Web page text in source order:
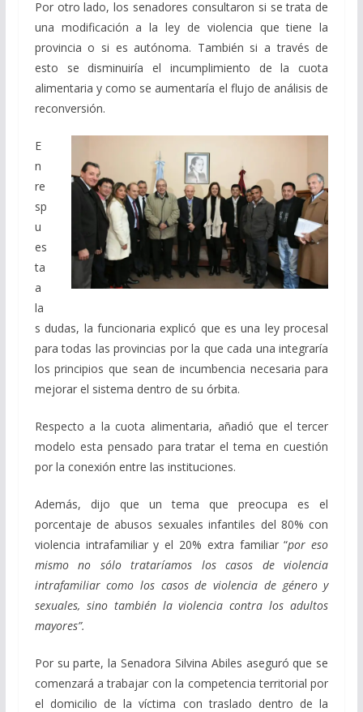
Por otro lado, los senadores consultaron si se trata de
una modificación a la ley de violencia que tiene la
provincia o si es autónoma. También si a través de
esto se disminuiría el incumplimiento de la cuota
alimentaria y como se aumentaría el flujo de análisis de
reconversión.
E
n
re
sp
u
es
ta
a
la
s dudas, la funcionaria explicó que es una ley procesal
para todas las provincias por la que cada una integraría
los principios que sean de incumbencia necesaria para
mejorar el sistema dentro de su órbita.
Respecto a la cuota alimentaria, añadió que el tercer
modelo esta pensado para tratar el tema en cuestión
por la conexión entre las instituciones.
Además, dijo que un tema que preocupa es el
porcentaje de abusos sexuales infantiles del 80% con
violencia intrafamiliar y el 20% extra familiar “por eso
mismo no sólo trataríamos los casos de violencia
intrafamiliar como los casos de violencia de género y
sexuales, sino también la violencia contra los adultos
mayores”.
Por su parte, la Senadora Silvina Abiles aseguró que se
comenzará a trabajar con la competencia territorial por
el domicilio de la víctima con traslado dentro de la